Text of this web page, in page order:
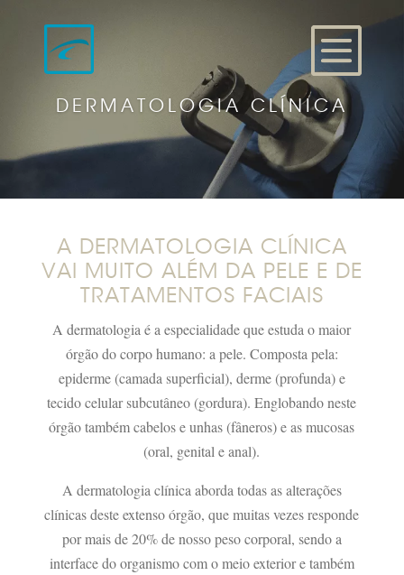
DERMATOLOGIA CLÍNICA
A DERMATOLOGIA CLÍNICA
VAI MUITO ALÉM DA PELE E DE
TRATAMENTOS FACIAIS
A dermatologia é a especialidade que estuda o maior
órgão do corpo humano: a pele. Composta pela:
epiderme (camada superficial), derme (profunda) e
tecido celular subcutâneo (gordura). Englobando neste
órgão também cabelos e unhas (fâneros) e as mucosas
(oral, genital e anal).
A dermatologia clínica aborda todas as alterações
clínicas deste extenso órgão, que muitas vezes responde
por mais de 20% de nosso peso corporal, sendo a
interface do organismo com o meio exterior e também